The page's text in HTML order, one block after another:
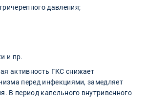
давления;
и пр.
активность ГКС снижает
перед инфекциями, замедляет
В период капельного внутривенного